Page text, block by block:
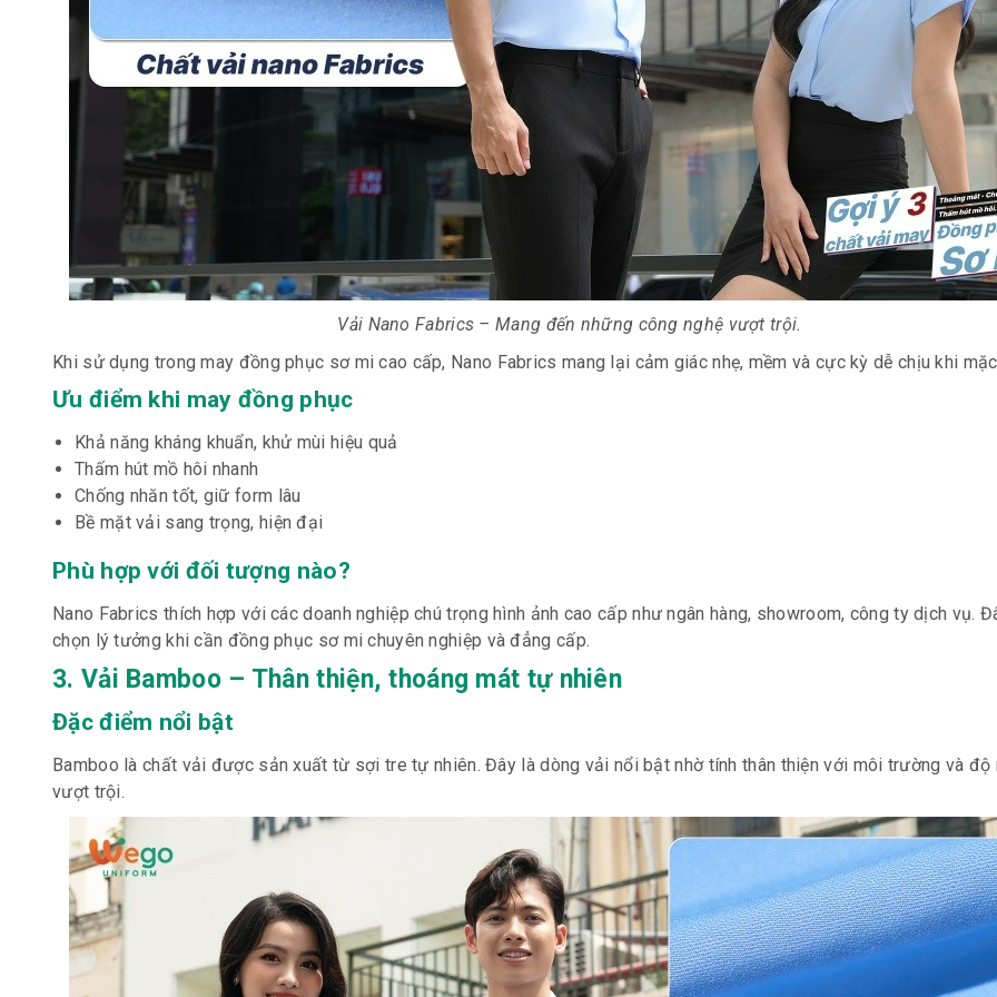
Vải Nano Fabrics – Mang đến những công nghệ vượt trội.
Khi sử dụng trong may đồng phục sơ mi cao cấp, Nano Fabrics mang lại cảm giác nhẹ, mềm và cực kỳ dễ chịu khi
Ưu điểm khi may đồng phục
Khả năng kháng khuẩn, khử mùi hiệu quả
Thấm hút mồ hôi nhanh
Chống nhăn tốt, giữ form lâu
Bề mặt vải sang trọng, hiện đại
Phù hợp với đối tượng nào?
Nano Fabrics thích hợp với các doanh nghiệp chú trọng hình ảnh cao cấp như ngân hàng, showroom, công ty dịch vụ.
chọn lý tưởng khi cần đồng phục sơ mi chuyên nghiệp và đẳng cấp.
3. Vải Bamboo – Thân thiện, thoáng mát tự nhiên
Đặc điểm nổi bật
Bamboo là chất vải được sản xuất từ sợi tre tự nhiên. Đây là dòng vải nổi bật nhờ tính thân thiện với môi trường và độ
vượt trội.